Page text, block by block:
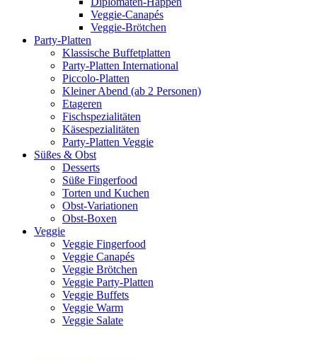
Veggie-Canapés
Veggie-Brötchen
Party-Platten
Klassische Buffetplatten
Party-Platten International
Piccolo-Platten
Kleiner Abend (ab 2 Personen)
Etageren
Fischspezialitäten
Käsespezialitäten
Party-Platten Veggie
Süßes & Obst
Desserts
Süße Fingerfood
Torten und Kuchen
Obst-Variationen
Obst-Boxen
Veggie
Veggie Fingerfood
Veggie Canapés
Veggie Brötchen
Veggie Party-Platten
Veggie Buffets
Veggie Warm
Veggie Salate